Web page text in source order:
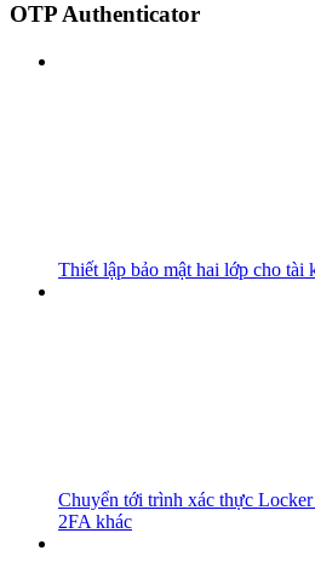
OTP Authenticator
Thiết lập bảo mật hai lớp cho tài
Chuyển tới trình xác thực
2FA khác